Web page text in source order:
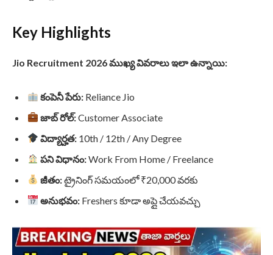
Key Highlights
Jio Recruitment 2026 ముఖ్య వివరాలు ఇలా ఉన్నాయి:
కంపెనీ పేరు: Reliance Jio
జాబ్ రోల్:Customer Associate
విద్యార్హత: 10th / 12th / Any Degree
పని విధానం:Work From Home / Freelance
జీతం:ట్రైనింగ్ సమయంలో ₹20,000 వరకు
అనుభవం: Freshers కూడా అప్లై చేయవచ్చు